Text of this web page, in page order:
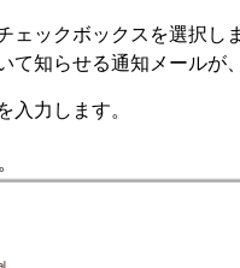
ックボックスを選択し
て知らせる通知メールが
入力します。